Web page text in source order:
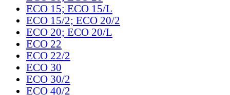
ECO 15; ECO 15/L
ECO 15/2; ECO 20/2
ECO 20; ECO 20/L
ECO 22
ECO 22/2
ECO 30
ECO 30/2
ECO 40/2